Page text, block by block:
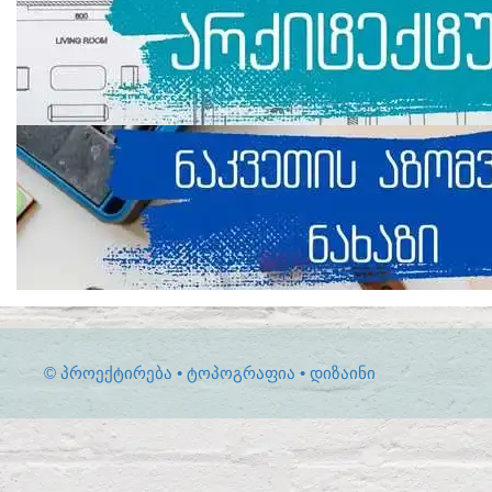
© ᲞᲠᲝᲔᲥᲢᲘᲠᲔᲑᲐ • ᲢᲝᲞᲝᲒᲠᲐᲤᲘᲐ • ᲓᲘᲖᲐᲘᲜᲘ